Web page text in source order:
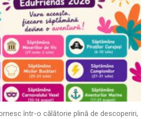
într-o călătorie plină de descoperiri,